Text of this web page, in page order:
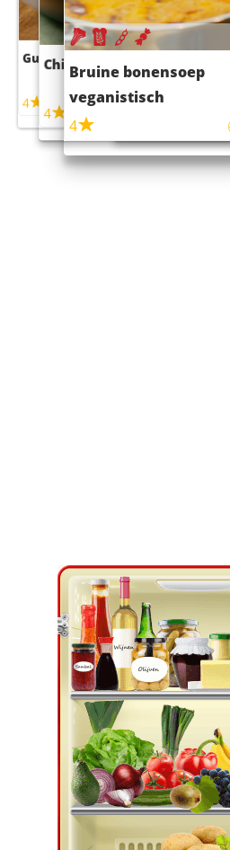
Guacamole
4
Chili con carne
4
Bruine bonensoep
veganistisch
4
Sushi rijstsalade
maaltijdsalade
4